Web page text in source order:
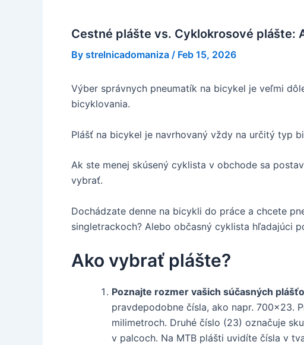
Cestné plášte vs. Cyklokrosové plášte:
By strelnicadomaniza / Feb 15, 2026
Výber správnych pneumatík na bicykel je veľmi
bicyklovania.
Plášť na bicykel je navrhovaný vždy na určitý typ
Ak ste menej skúsený cyklista v obchode sa
vybrať.
Dochádzate denne na bicykli do práce a chcete
singletrackoch? Alebo občasný cyklista hľadajúci
Ako vybrať plášte?
Poznajte rozmer vašich súčasných
pravdepodobne čísla, ako napr. 700×23.
milimetroch. Druhé číslo (23) označuje
v palcoch. Na MTB plášti uvidíte čísla v